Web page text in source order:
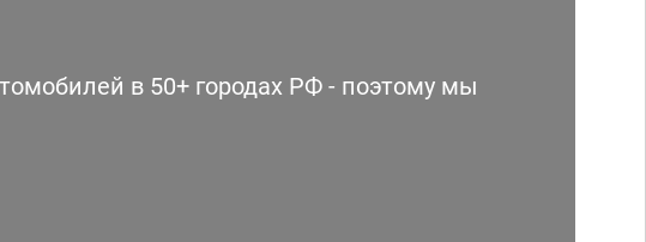
в 50+ городах РФ - поэтому мы